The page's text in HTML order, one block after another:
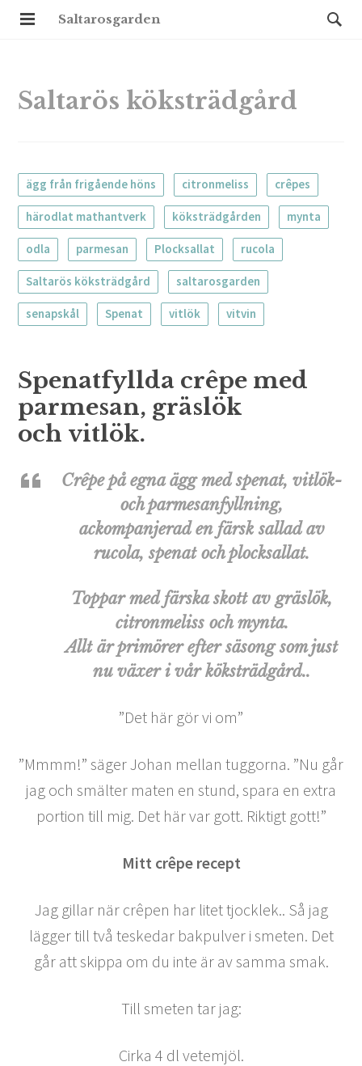
Saltarosgarden
Saltarös köksträdgård
ägg från frigående höns citronmeliss crêpes
härodlat mathantverk köksträdgården mynta
odla parmesan Plocksallat rucola
Saltarös köksträdgård saltarosgarden
senapskål Spenat vitlök vitvin
Spenatfyllda crêpe med
parmesan, gräslök
och vitlök.
Crêpe på egna ägg med spenat, vitlök-
och parmesanfyllning,
ackompanjerad en färsk sallad av
rucola, spenat och plocksallat.
Toppar med färska skott av gräslök,
citronmeliss och mynta.
Allt är primörer efter säsong som just
nu växer i vår köksträdgård..
”Det här gör vi om”
”Mmmm!” säger Johan mellan tuggorna. ”Nu går
jag och smälter maten en stund, spara en extra
portion till mig. Det här var gott. Riktigt gott!”
Mitt crêpe recept
Jag gillar när crêpen har litet tjocklek.. Så jag
lägger till två teskedar bakpulver i smeten. Det
går att skippa om du inte är av samma smak.
Till smeten tar jag:
Cirka 4 dl vetemjöl.